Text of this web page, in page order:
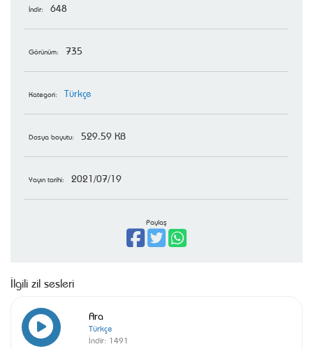
İndir: 648
Görünüm: 735
Kategori: Türkçe
Dosya boyutu: 529.59 KB
Yayın tarihi: 2021/07/19
Paylaş
İlgili zil sesleri
Ara
Türkçe
İndir: 1491